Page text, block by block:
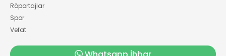
Röportajlar
Spor
Vefat